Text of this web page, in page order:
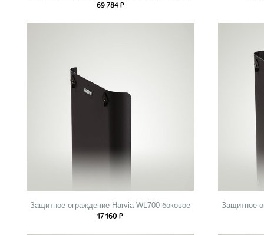
69 784₽
Защитное ограждение Harvia WL700 боковое
17 160₽
Защитное